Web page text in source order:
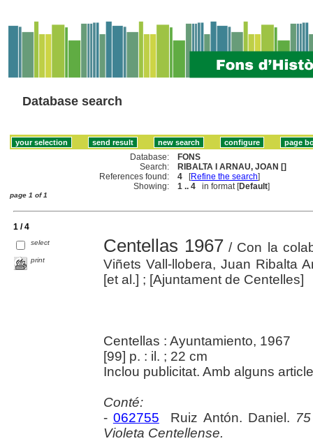
Database search
Database:
FONS
Search:
RIBALTA I ARNAU, JOAN []
References found:
4 [Refine the search]
Showing:
1 .. 4 in format [Default]
page 1 of 1
1 / 4
select
print
Centellas 1967 / Con la
Viñets Vall-llobera, Juan Ribalta
[et al.] ; [Ajuntament de Centelles]
Centellas : Ayuntamiento, 1967
[99] p. : il. ; 22 cm
Inclou publicitat. Amb alguns
Conté:
- 062755 Ruiz Antón. Daniel.
Violeta Centellense.